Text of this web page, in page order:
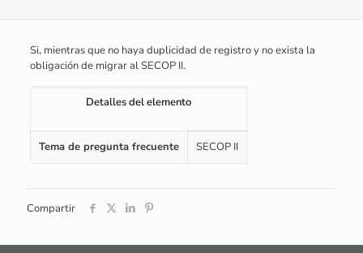
Si, mientras que no haya duplicidad de registro y no exista la
obligación de migrar al SECOP II.
Detalles del elemento
Tema de pregunta frecuente SECOP II
Compartir